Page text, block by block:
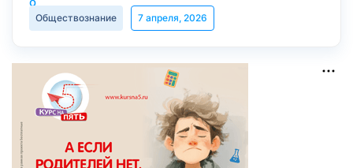
Обществознание 7 апреля, 2026